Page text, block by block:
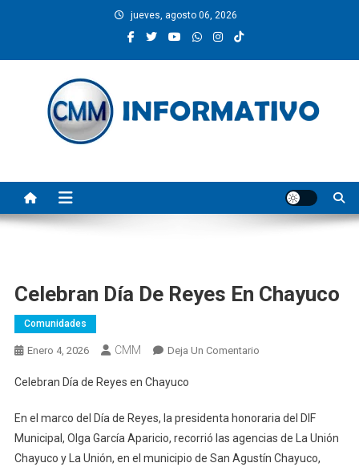
jueves, agosto 06, 2026
Celebran Día De Reyes En Chayuco
Comunidades
Enero 4, 2026 CMM Deja Un ComentarioEn
Reyes
En
Chayuco
Celebran Día de Reyes en Chayuco
En el marco del Día de Reyes, la presidenta honoraria del DIF
Municipal, Olga García Aparicio, recorrió las agencias de La Unión
Chayuco y La Unión, en el municipio de San Agustín Chayuco,